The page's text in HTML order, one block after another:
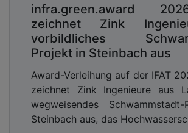
infra.green.award
zeichnet Zink
vorbildliches
Projekt in Steinbach aus
Award-Verleihung auf der IFAT
zeichnet Zink Ingenieure aus
wegweisendes
Steinbach aus, das